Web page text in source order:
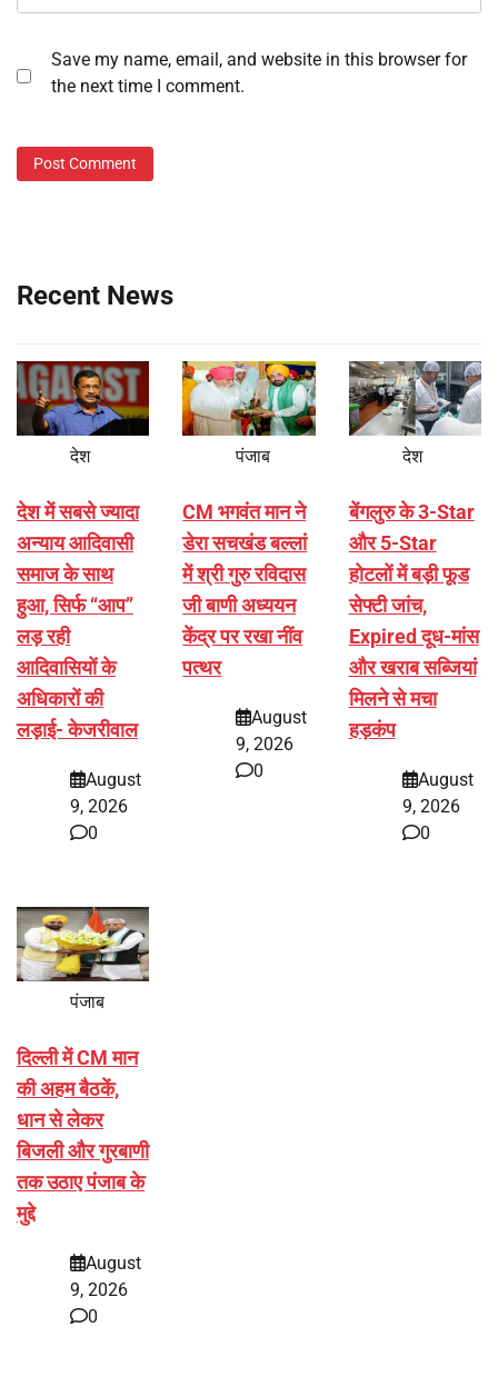
Save my name, email, and website in this browser for
the next time I comment.
Recent News
देश
देश में सबसे ज्यादा
अन्याय आदिवासी
समाज के साथ
हुआ, सिर्फ ‘‘आप’’
लड़ रही
आदिवासियों के
अधिकारों की
लड़ाई- केजरीवाल
August
9, 2026
0
पंजाब
CM भगवंत मान ने
डेरा सचखंड बल्लां
में श्री गुरु रविदास
जी बाणी अध्ययन
केंद्र पर रखा नींव
पत्थर
August
9, 2026
0
देश
बेंगलुरु के 3-Star
और 5-Star
होटलों में बड़ी फूड
सेफ्टी जांच,
Expired दूध-मांस
और खराब सब्जियां
मिलने से मचा
हड़कंप
August
9, 2026
0
पंजाब
दिल्ली में CM मान
की अहम बैठकें,
धान से लेकर
बिजली और गुरबाणी
तक उठाए पंजाब के
मुद्दे
August
9, 2026
0